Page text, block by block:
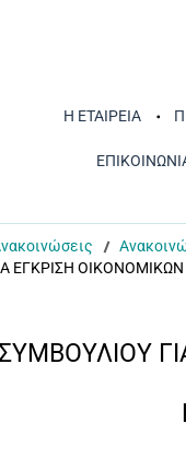
Η ΕΤΑΙΡΕΙΑ
ΕΓΚΡΙΣΗ